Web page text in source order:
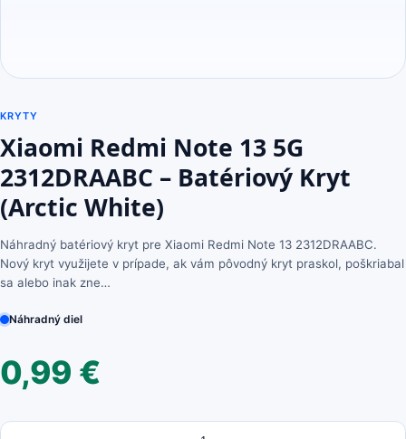
KRYTY
Xiaomi Redmi Note 13 5G
2312DRAABC – Batériový Kryt
(Arctic White)
Náhradný batériový kryt pre Xiaomi Redmi Note 13 2312DRAABC.
Nový kryt využijete v prípade, ak vám pôvodný kryt praskol, poškriabal
sa alebo inak zne…
Náhradný diel
0,99 €
Množstvo
množstvo